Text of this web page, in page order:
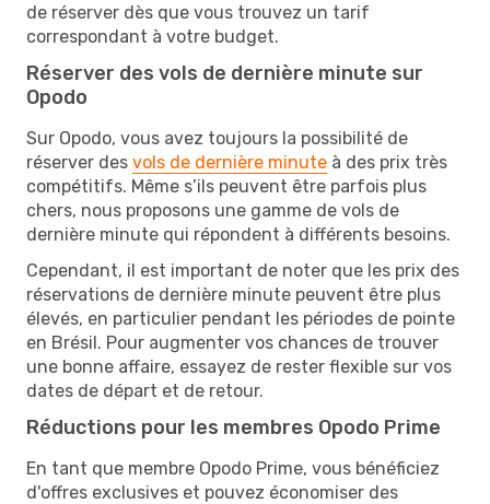
de réserver dès que vous trouvez un tarif
correspondant à votre budget.
Réserver des vols de dernière minute sur
Opodo
Sur Opodo, vous avez toujours la possibilité de
réserver des vols de dernière minute à des prix très
compétitifs. Même s’ils peuvent être parfois plus
chers, nous proposons une gamme de vols de
dernière minute qui répondent à différents besoins.
Cependant, il est important de noter que les prix des
réservations de dernière minute peuvent être plus
élevés, en particulier pendant les périodes de pointe
en Brésil. Pour augmenter vos chances de trouver
une bonne affaire, essayez de rester flexible sur vos
dates de départ et de retour.
Réductions pour les membres Opodo Prime
En tant que membre Opodo Prime, vous bénéficiez
d'offres exclusives et pouvez économiser des